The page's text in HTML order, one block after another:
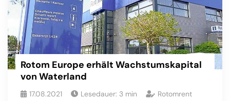
Rotom Europe erhält Wachstumskapital
von Waterland
17.08.2021 Lesedauer: 3 min
Rotomrent